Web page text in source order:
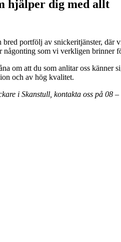
hjälper dig med allt
portfölj av snickeritjänster, där
någonting som vi verkligen brinner
om att du som anlitar oss känner
och av hög kvalitet.
i Skanstull, kontakta oss på 08